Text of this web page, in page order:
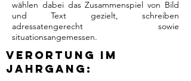
wählen dabei das Zusammenspiel von Bild
und Text gezielt, schreiben
adressatengerecht sowie
situationsangemessen.
Verortung im
Jahrgang: